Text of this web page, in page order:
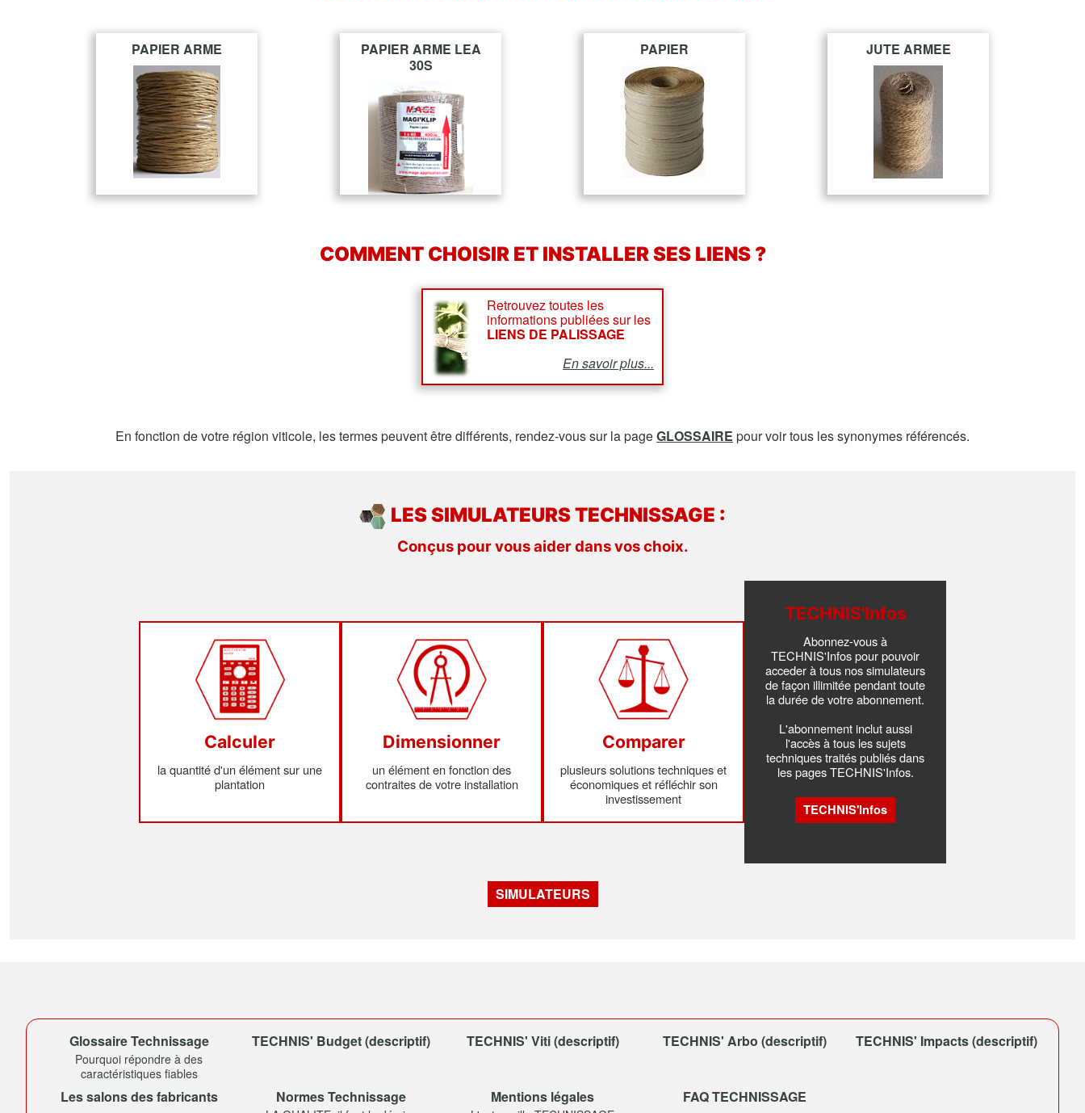
PAPIER ARME
PAPIER ARME LEA
30S
PAPIER JUTE ARMEE
COMMENT CHOISIR ET INSTALLER SES LIENS ?
Retrouvez toutes les
informations publiées sur les
LIENS DE PALISSAGE
En savoir plus...
En fonction de votre région viticole, les termes peuvent être différents, rendez-vous sur la pageGLOSSAIRE pour voir tous les synonymes référencés.
LES SIMULATEURS TECHNISSAGE :
Conçus pour vous aider dans vos choix.
Calculer
la quantité d'un élément sur une
plantation
Dimensionner
un élément en fonction des
contraites de votre installation
Comparer
plusieurs solutions techniques et
économiques et réfléchir son
investissement
TECHNIS'Infos
Abonnez-vous à
TECHNIS'Infos pour pouvoir
acceder à tous nos simulateurs
de façon illimitée pendant toute
la durée de votre abonnement.
L'abonnement inclut aussi
l'accès à tous les sujets
techniques traités publiés dans
les pages TECHNIS'Infos.
TECHNIS'Infos
SIMULATEURS
Glossaire Technissage
Pourquoi répondre à des
caractéristiques fiables
TECHNIS' Budget (descriptif) TECHNIS' Viti (descriptif) TECHNIS' Arbo (descriptif) TECHNIS' Impacts (descriptif)
Les salons des fabricants Normes Technissage Mentions légales FAQ TECHNISSAGE